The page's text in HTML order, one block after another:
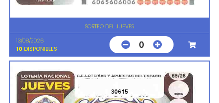
SORTEO DEL JUEVES
13/08/2026
10 DISPONIBLES 0
30615